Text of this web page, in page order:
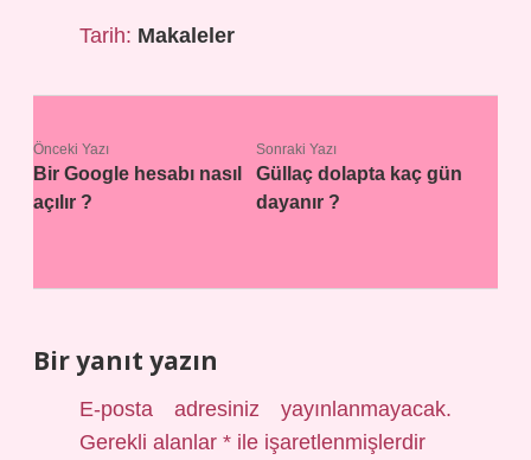
Tarih: Makaleler
Önceki Yazı
Bir Google hesabı nasıl
açılır ?
Sonraki Yazı
Güllaç dolapta kaç gün
dayanır ?
Bir yanıt yazın
E-posta adresiniz yayınlanmayacak.
Gerekli alanlar* ile işaretlenmişlerdir